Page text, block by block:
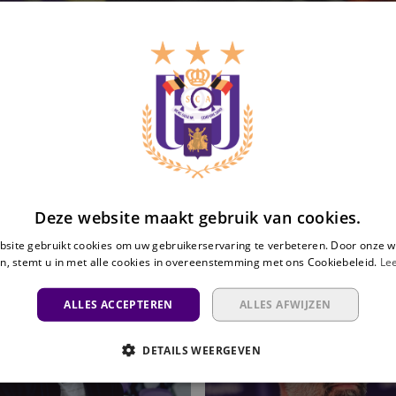
“De
steun
de
fans
Deze website maakt gebruik van cookies.
gebruikt cookies om uw gebruikerservaring te verbeteren. Door onze
stemt u in met alle cookies in overeenstemming met ons Cookiebeleid.
ALLES ACCEPTEREN ALLES AFWIJZEN
DETAILS WEERGEVEN